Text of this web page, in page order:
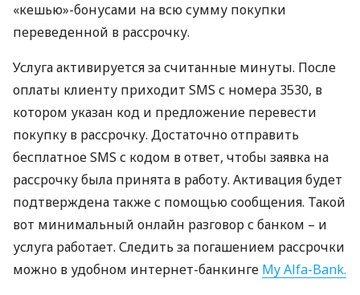
«кешью»-бонусами на всю сумму покупки
переведенной в рассрочку.
Услуга активируется за считанные минуты. После
оплаты клиенту приходит SMS с номера 3530, в
котором указан код и предложение перевести
покупку в рассрочку. Достаточно отправить
бесплатноеSMS с кодом в ответ, чтобы заявка на
рассрочку была принята в работу. Активация будет
подтверждена также с помощью сообщения. Такой
вот минимальный онлайн разговор с банком – и
услуга работает. Следить за погашением рассрочки
можно в удобном интернет-банкинге My Alfa-Bank.